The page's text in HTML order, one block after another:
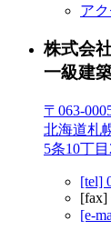
ア
株式会
一級建
〒063-
北海道札
5条10丁
[tel]
[fax]
[e-